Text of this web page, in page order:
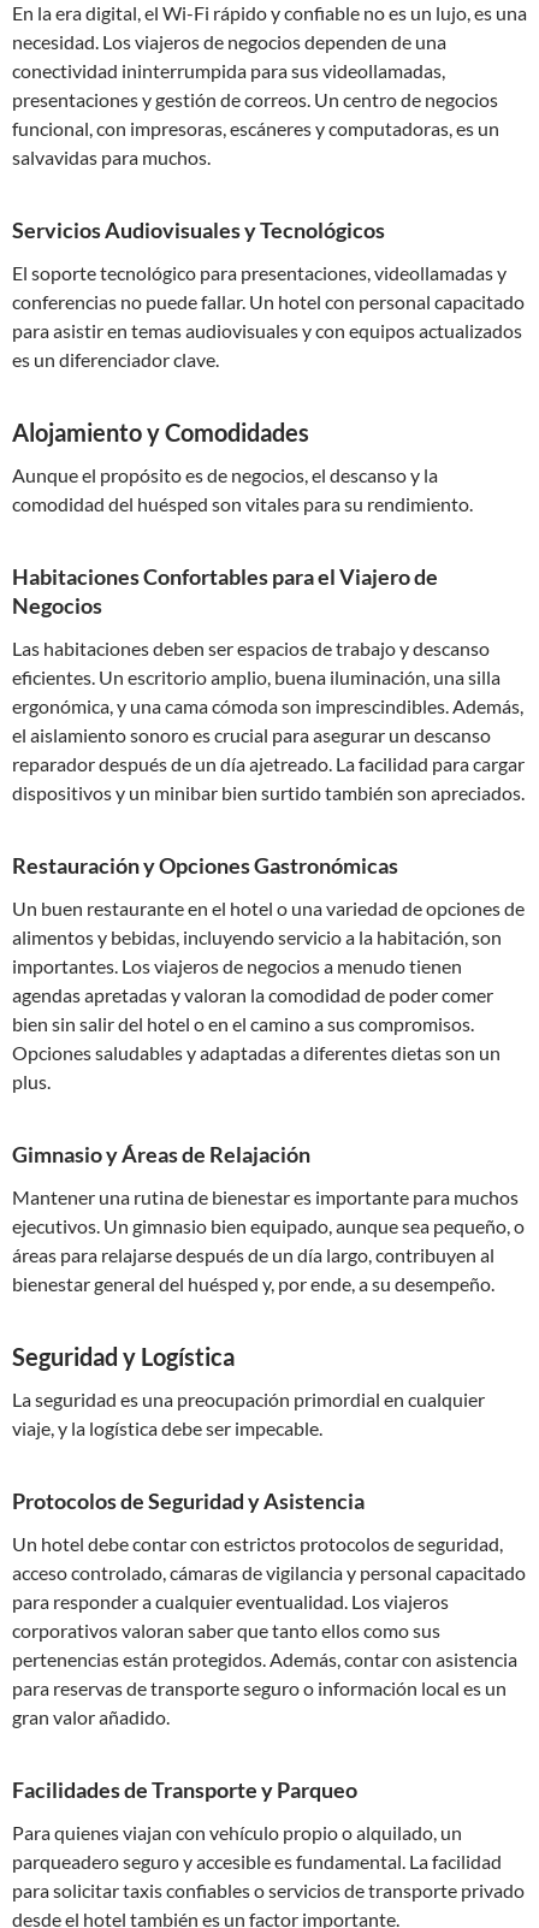
En la era digital, el Wi-Fi rápido y confiable no es un lujo, es una
necesidad. Los viajeros de negocios dependen de una
conectividad ininterrumpida para sus videollamadas,
presentaciones y gestión de correos. Un centro de negocios
funcional, con impresoras, escáneres y computadoras, es un
salvavidas para muchos.
Servicios Audiovisuales y Tecnológicos
El soporte tecnológico para presentaciones, videollamadas y
conferencias no puede fallar. Un hotel con personal capacitado
para asistir en temas audiovisuales y con equipos actualizados
es un diferenciador clave.
Alojamiento y Comodidades
Aunque el propósito es de negocios, el descanso y la
comodidad del huésped son vitales para su rendimiento.
Habitaciones Confortables para el Viajero de
Negocios
Las habitaciones deben ser espacios de trabajo y descanso
eficientes. Un escritorio amplio, buena iluminación, una silla
ergonómica, y una cama cómoda son imprescindibles. Además,
el aislamiento sonoro es crucial para asegurar un descanso
reparador después de un día ajetreado. La facilidad para cargar
dispositivos y un minibar bien surtido también son apreciados.
Restauración y Opciones Gastronómicas
Un buen restaurante en el hotel o una variedad de opciones de
alimentos y bebidas, incluyendo servicio a la habitación, son
importantes. Los viajeros de negocios a menudo tienen
agendas apretadas y valoran la comodidad de poder comer
bien sin salir del hotel o en el camino a sus compromisos.
Opciones saludables y adaptadas a diferentes dietas son un
plus.
Gimnasio y Áreas de Relajación
Mantener una rutina de bienestar es importante para muchos
ejecutivos. Un gimnasio bien equipado, aunque sea pequeño, o
áreas para relajarse después de un día largo, contribuyen al
bienestar general del huésped y, por ende, a su desempeño.
Seguridad y Logística
La seguridad es una preocupación primordial en cualquier
viaje, y la logística debe ser impecable.
Protocolos de Seguridad y Asistencia
Un hotel debe contar con estrictos protocolos de seguridad,
acceso controlado, cámaras de vigilancia y personal capacitado
para responder a cualquier eventualidad. Los viajeros
corporativos valoran saber que tanto ellos como sus
pertenencias están protegidos. Además, contar con asistencia
para reservas de transporte seguro o información local es un
gran valor añadido.
Facilidades de Transporte y Parqueo
Para quienes viajan con vehículo propio o alquilado, un
parqueadero seguro y accesible es fundamental. La facilidad
para solicitar taxis confiables o servicios de transporte privado
desde el hotel también es un factor importante.